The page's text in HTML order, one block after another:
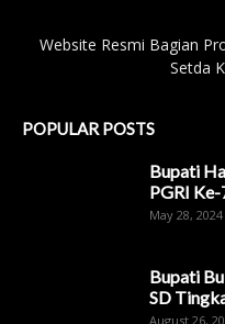
Website Resmi Bagian
Setda
POPULAR POSTS
Bupati
PGRI
May 28, 2024
Bupati
SD
August 26,